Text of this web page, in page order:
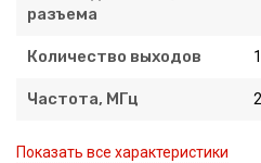
разъема
Количество выходов 1
Частота, МГц
Показать все характеристики